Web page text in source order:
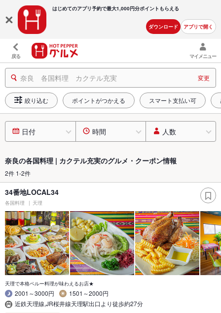
はじめてのアプリ予約で最大1,000円分ポイントもらえる
ダウンロード アプリで開く
戻る マイメニュー
奈良 各国料理 カクテル充実 変更
絞り込む ポイントがつかえる スマート支払い可
日付 時間 人数
奈良の各国料理 | カクテル充実のグルメ・クーポン情報
2件 1-2件
34番地LOCAL34
各国料理 天理
天理で本格ペルー料理が味わえるお店★
2001～3000円
1501～2000円
近鉄天理線,JR桜井線天理駅出口より徒歩約27分